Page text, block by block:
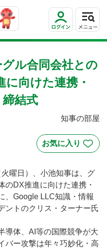
グル合同会社との
に向けた連携・
結式
知事の部屋
曜日）、小池知事は、グ
のDX推進に向けた連携・
、Google LLC知識・情報
ントのクリス・ターナー氏
導体、AI等の国際競争が大
バー攻撃は年々巧妙化・高